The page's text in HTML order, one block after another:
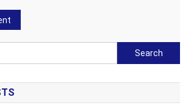
Search
for: